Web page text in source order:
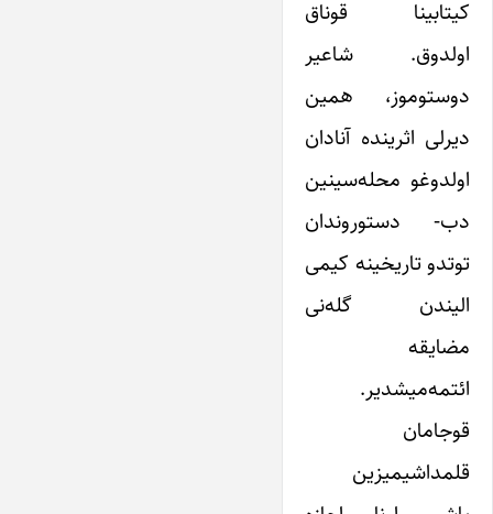
کیتابینا قوناق
اولدوق. شاعیر
دوستوموز، همین
دیرلی اثرینده آنادان
اولدوغو محله‌سینین
دب- دستوروندان
توتدو تاریخینه کیمی
الیندن گله‌نی
مضایقه
ائتمه‌میشدیر.
قوجامان
قلمداشیمیزین